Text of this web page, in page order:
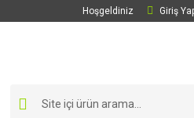
Hoşgeldiniz Giriş